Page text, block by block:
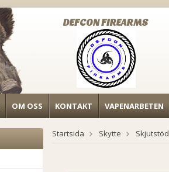
DEFCON FIREARMS
OM OSS KONTAKT VAPENARBETEN
Startsida Skytte Skjutstöd